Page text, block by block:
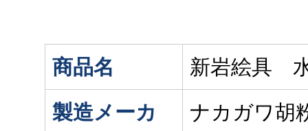
商品名
新岩絵具
製造メーカ
ナカガワ胡